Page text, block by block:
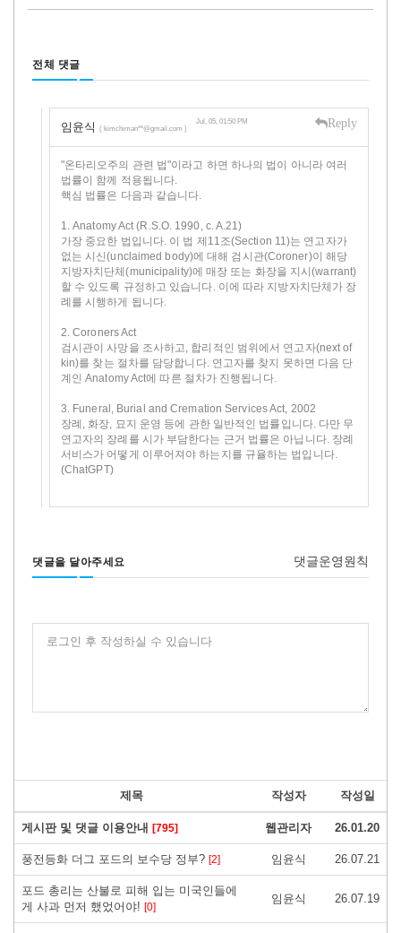
전체 댓글
임윤식 ( kimchiman**@gmail.com )
Jul, 05, 01:50 PM Reply
"온타리오주의 관련 법"이라고 하면 하나의 법이 아니라 여러
법률이 함께 적용됩니다.
핵심 법률은 다음과 같습니다.
1. Anatomy Act (R.S.O. 1990, c. A.21)
가장 중요한 법입니다. 이 법 제11조(Section 11)는 연고자가
없는 시신(unclaimed body)에 대해 검시관(Coroner)이 해당
지방자치단체(municipality)에 매장 또는 화장을 지시(warrant)
할 수 있도록 규정하고 있습니다. 이에 따라 지방자치단체가 장
례를 시행하게 됩니다.
2. Coroners Act
검시관이 사망을 조사하고, 합리적인 범위에서 연고자(next of
kin)를 찾는 절차를 담당합니다. 연고자를 찾지 못하면 다음 단
계인 Anatomy Act에 따른 절차가 진행됩니다.
3. Funeral, Burial and Cremation Services Act, 2002
장례, 화장, 묘지 운영 등에 관한 일반적인 법률입니다. 다만 무
연고자의 장례를 시가 부담한다는 근거 법률은 아닙니다. 장례
서비스가 어떻게 이루어져야 하는지를 규율하는 법입니다.
(ChatGPT)
댓글을 달아주세요 댓글운영원칙
로그인 후 작성하실 수 있습니다
제목 작성자 작성일
게시판 및 댓글 이용안내 [795] 웹관리자 26.01.20
풍전등화 더그 포드의 보수당 정부? [2] 임윤식 26.07.21
포드 총리는 산불로 피해 입는 미국인들에
게 사과 먼저 했었어야! [0]
임윤식 26.07.19